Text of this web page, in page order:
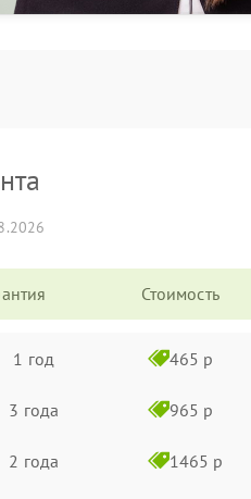
Стоимость
1 год 465 р
3 года 965 р
2 года 1465 р